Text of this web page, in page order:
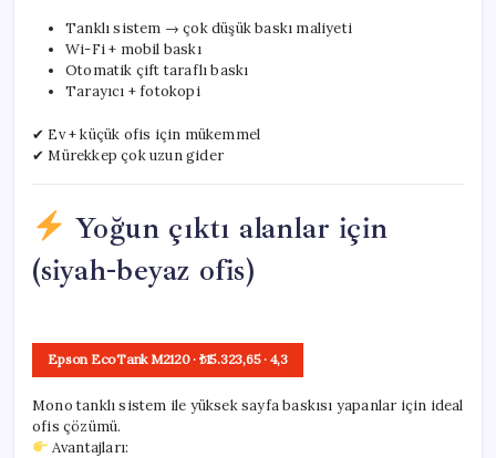
Tanklı sistem → çok düşük baskı maliyeti
Wi-Fi + mobil baskı
Otomatik çift taraflı baskı
Tarayıcı + fotokopi
✔ Ev + küçük ofis için mükemmel
✔ Mürekkep çok uzun gider
Yoğun çıktı alanlar için
(siyah-beyaz ofis)
Epson EcoTank M2120· ₺15.323,65· 4,3
Mono tanklı sistem ile yüksek sayfa baskısı yapanlar için ideal
ofis çözümü.
Avantajları: